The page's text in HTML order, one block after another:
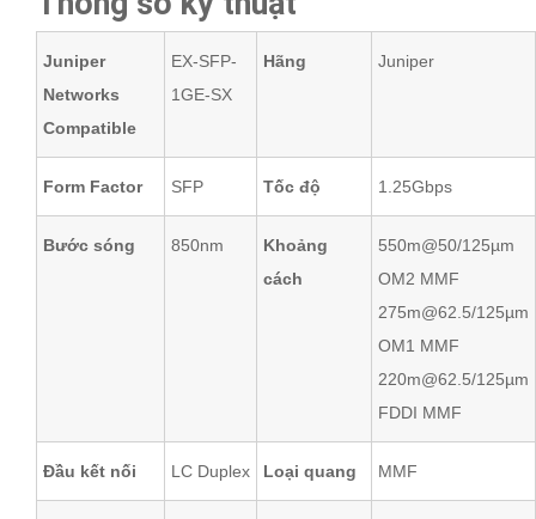
Juniper
Networks
Compatible
EX-SFP-
1GE-SX
Hãng Juniper
Form Factor SFP Tốc độ 1.25Gbps
Bước sóng 850nm
Khoảng
cách
550m@50/125µm
OM2 MMF
275m@62.5/125µm
OM1 MMF
220m@62.5/125µm
FDDI MMF
Đầu kết nối LC Duplex Loại quang MMF